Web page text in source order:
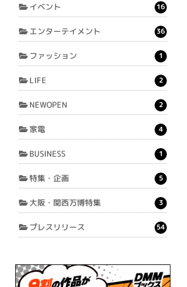
イベント 16
エンターテイメント 36
ファッション 1
LIFE 2
NEWOPEN 2
家電 4
BUSINESS 1
特集・企画 5
大阪・関西万博特集 3
プレスリリース 54